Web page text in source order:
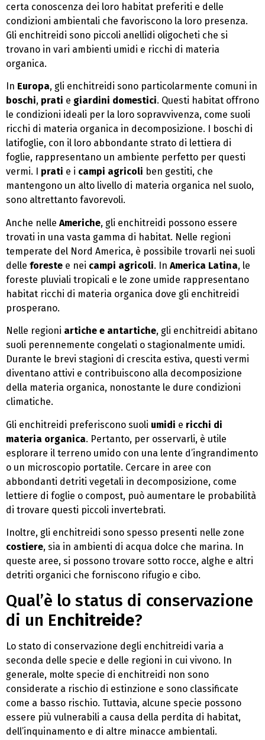
certa conoscenza dei loro habitat preferiti e delle
condizioni ambientali che favoriscono la loro presenza.
Gli enchitreidi sono piccoli anellidi oligocheti che si
trovano in vari ambienti umidi e ricchi di materia
organica.
In Europa, gli enchitreidi sono particolarmente comuni in
boschi, prati e giardini domestici. Questi habitat offrono
le condizioni ideali per la loro sopravvivenza, come suoli
ricchi di materia organica in decomposizione. I boschi di
latifoglie, con il loro abbondante strato di lettiera di
foglie, rappresentano un ambiente perfetto per questi
vermi. I prati e i campi agricoli ben gestiti, che
mantengono un alto livello di materia organica nel suolo,
sono altrettanto favorevoli.
Anche nelle Americhe, gli enchitreidi possono essere
trovati in una vasta gamma di habitat. Nelle regioni
temperate del Nord America, è possibile trovarli nei suoli
delle foreste e nei campi agricoli. In America Latina, le
foreste pluviali tropicali e le zone umide rappresentano
habitat ricchi di materia organica dove gli enchitreidi
prosperano.
Nelle regioni artiche e antartiche, gli enchitreidi abitano
suoli perennemente congelati o stagionalmente umidi.
Durante le brevi stagioni di crescita estiva, questi vermi
diventano attivi e contribuiscono alla decomposizione
della materia organica, nonostante le dure condizioni
climatiche.
Gli enchitreidi preferiscono suoli umidi e ricchi di
materia organica. Pertanto, per osservarli, è utile
esplorare il terreno umido con una lente d’ingrandimento
o un microscopio portatile. Cercare in aree con
abbondanti detriti vegetali in decomposizione, come
lettiere di foglie o compost, può aumentare le probabilità
di trovare questi piccoli invertebrati.
Inoltre, gli enchitreidi sono spesso presenti nelle zone
costiere, sia in ambienti di acqua dolce che marina. In
queste aree, si possono trovare sotto rocce, alghe e altri
detriti organici che forniscono rifugio e cibo.
Qual’è lo status di conservazione
di un Enchitreide?
Lo stato di conservazione degli enchitreidi varia a
seconda delle specie e delle regioni in cui vivono. In
generale, molte specie di enchitreidi non sono
considerate a rischio di estinzione e sono classificate
come a basso rischio. Tuttavia, alcune specie possono
essere più vulnerabili a causa della perdita di habitat,
dell’inquinamento e di altre minacce ambientali.